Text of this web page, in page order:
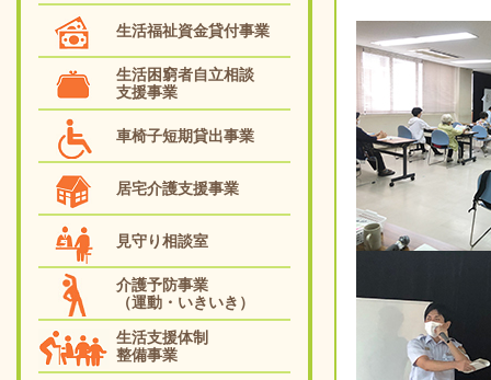
生活福祉資金貸付事業
生活困窮者自立相談
支援事業
車椅子短期貸出事業
居宅介護支援事業
見守り相談室
介護予防事業
（運動・いきいき）
生活支援体制
整備事業